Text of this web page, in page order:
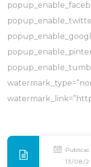
Publicado
13/08/